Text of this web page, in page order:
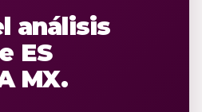
análisis
ES
MX.